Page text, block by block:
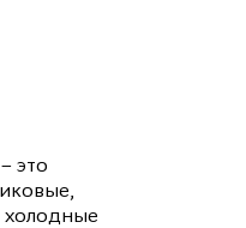
это
холодные